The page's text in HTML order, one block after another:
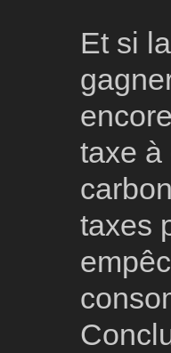
Et si
taxe à
taxes